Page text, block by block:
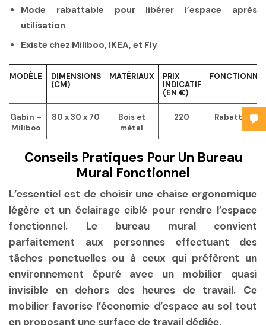
Mode rabattable pour libérer l’espace après
utilisation
Existe chez Miliboo, IKEA, et Fly
MODÈLE
DIMENSIONS
(CM)
MATÉRIAUX
PRIX
INDICATIF
(EN €)
Gabin –
Miliboo
80 x 30 x 70
Bois et
métal
220
Rabattable,
Conseils Pratiques Pour Un Bureau
Mural Fonctionnel
L’essentiel est de choisir une chaise ergonomique
légère et un éclairage ciblé pour rendre l’espace
fonctionnel. Le bureau mural convient
parfaitement aux personnes effectuant des
tâches ponctuelles ou à ceux qui préfèrent un
environnement épuré avec un mobilier quasi
invisible en dehors des heures de travail. Ce
mobilier favorise l’économie d’espace au sol tout
en proposant une surface de travail dédiée.